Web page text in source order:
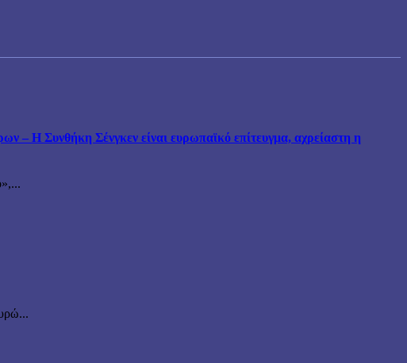
– Η Συνθήκη Σένγκεν είναι ευρωπαϊκό επίτευγμα, αχρείαστη η